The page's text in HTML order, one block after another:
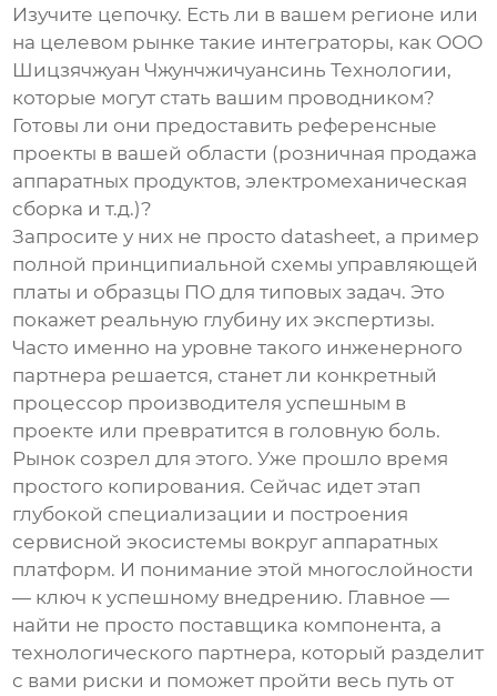
Изучите цепочку. Есть ли в вашем регионе или
на целевом рынке такие интеграторы, как ООО
Шицзячжуан Чжунчжичуансинь Технологии,
которые могут стать вашим проводником?
Готовы ли они предоставить референсные
проекты в вашей области (розничная продажа
аппаратных продуктов, электромеханическая
сборка и т.д.)?
Запросите у них не просто datasheet, а пример
полной принципиальной схемы управляющей
платы и образцы ПО для типовых задач. Это
покажет реальную глубину их экспертизы.
Часто именно на уровне такого инженерного
партнера решается, станет ли конкретный
процессор производителя успешным в
проекте или превратится в головную боль.
Рынок созрел для этого. Уже прошло время
простого копирования. Сейчас идет этап
глубокой специализации и построения
сервисной экосистемы вокруг аппаратных
платформ. И понимание этой многослойности
— ключ к успешному внедрению. Главное —
найти не просто поставщика компонента, а
технологического партнера, который разделит
с вами риски и поможет пройти весь путь от